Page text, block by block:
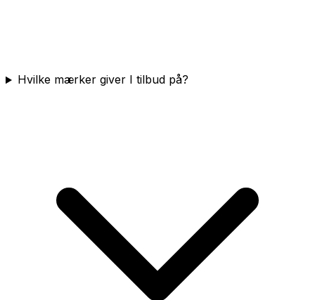
Hvilke mærker giver I tilbud på?